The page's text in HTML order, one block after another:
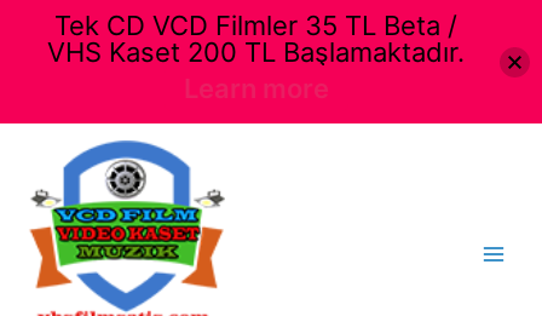
Tek CD VCD Filmler 35 TL Beta /
VHS Kaset 200 TL Başlamaktadır.
Learn more